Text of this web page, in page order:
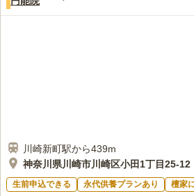
川崎新町駅から439m
神奈川県川崎市川崎区小田1丁目25-12
生前申込できる 永代供養プランあり 檀家